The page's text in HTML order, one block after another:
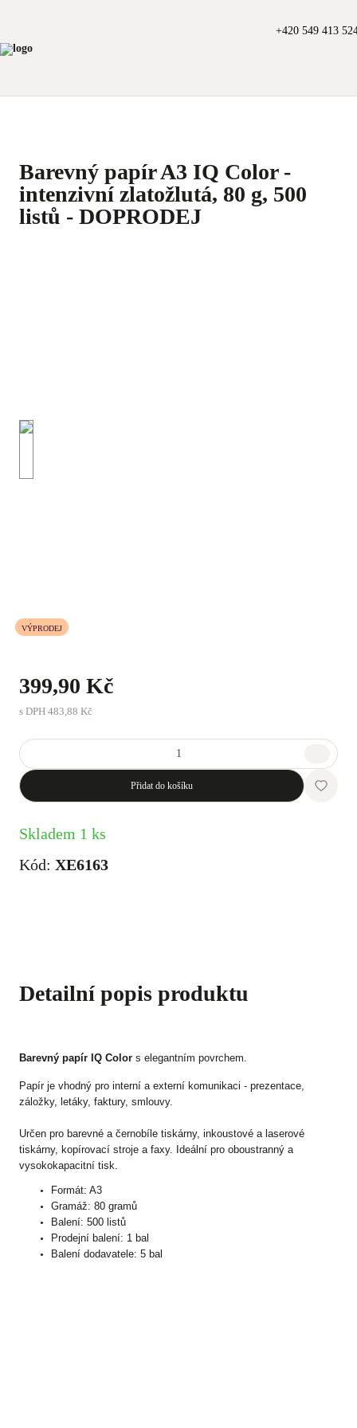
+420 549 413
Barevný papír A3 IQ Color -
intenzivní zlatožlutá, 80 g, 500
listů - DOPRODEJ
VÝPRODEJ
399,90 Kč
s DPH 483,88 Kč
Přidat do košíku
Skladem 1 ks
Kód: XE6163
Detailní popis produktu
Barevný papír IQ Color s elegantním povrchem.
Papír je vhodný pro interní a externí komunikaci - prezentace,
záložky, letáky, faktury, smlouvy.
Určen pro barevné a černobíle tiskárny, inkoustové a laserové
tiskárny, kopírovací stroje a faxy. Ideální pro oboustranný a
vysokokapacitní tisk.
Formát: A3
Gramáž: 80 gramů
Balení: 500 listů
Prodejní balení: 1 bal
Balení dodavatele: 5 bal